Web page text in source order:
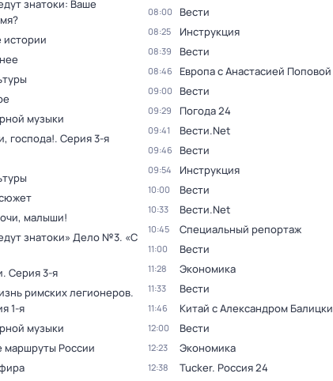
знатоки: Ваше
истории
музыки
господа!. Серия 3-я
малыши!
знатоки» Дело №3. «С
. Серия 3-я
римских легионеров.
1-я
музыки
маршруты России
08:00 Вести
08:25 Инструкция
08:39 Вести
08:46 Европа с Анастасией Поповой
09:00 Вести
09:29 Погода 24
09:41 Вести.Net
09:46 Вести
09:54 Инструкция
10:00 Вести
10:33 Вести.Net
10:45 Специальный репортаж
11:00 Вести
11:28 Экономика
11:33 Вести
11:46 Китай с Александром
12:00 Вести
12:23 Экономика
12:38 Tucker. Россия 24